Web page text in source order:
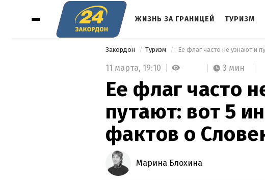
ЖИЗНЬ ЗА ГРАНИЦЕЙ ТУРИЗМ
Закордон Туризм Ее флаг часто не узнают и
11 марта, 19:10 3 мин
Ее флаг часто
путают: вот 5
фактов о
Марина Блохина